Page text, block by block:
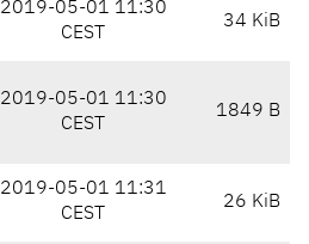
2019-05-01 11:30
CEST
34 KiB
2019-05-01 11:30
CEST
1849 B
2019-05-01 11:31
CEST
26 KiB